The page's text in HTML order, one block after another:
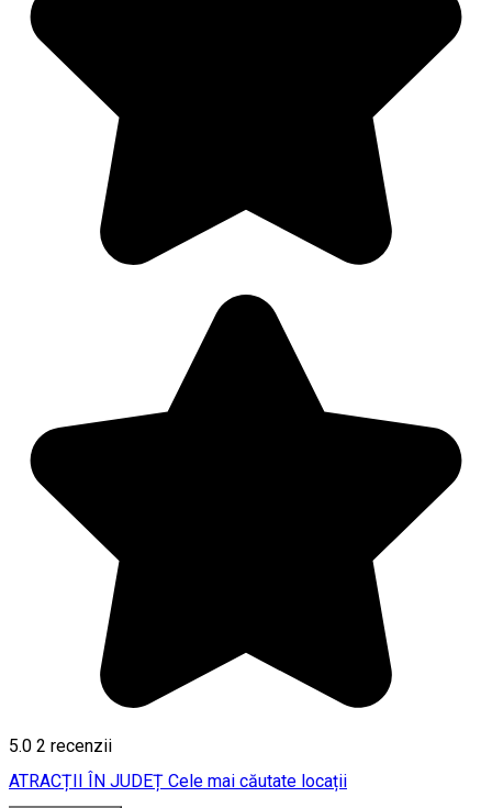
5.0 2 recenzii
ATRACȚII ÎN JUDEȚ Cele mai căutate locații